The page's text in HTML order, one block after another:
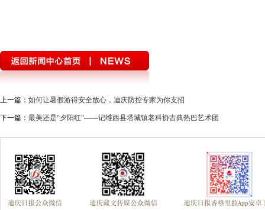
上一篇： 如何让暑假游得安全放心，迪庆防控专家为你支招
下一篇： 最美还是“夕阳红”——记维西县塔城镇老科协古典热巴艺术团